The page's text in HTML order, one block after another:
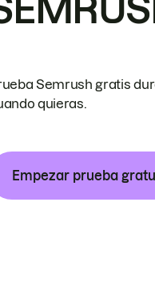
Semrush gratis
quieras.
Empezar prueba